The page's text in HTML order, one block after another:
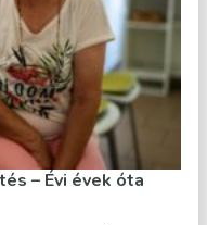
– Évi évek óta